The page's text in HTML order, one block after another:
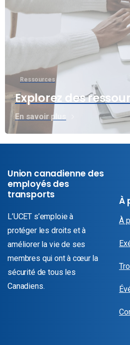
Ressources
Explorez des
En savoir plus
Union canadienne des
employés des
transports
L’UCET s’emploie à
protéger les droits et à
améliorer la vie de ses
membres qui ont à cœur la
sécurité de tous les
Canadiens.
À
À